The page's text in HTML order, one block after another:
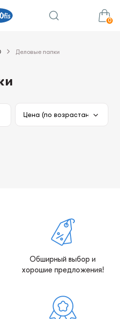
0
Деловые папки
Обширный выбор и
хорошие предложения!